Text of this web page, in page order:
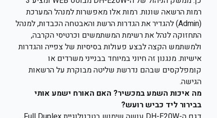
רמות הרשאה שונות. רמות אלו מאפשרות למנהל המערכת
(Admin) להגדיר את הגדרות הרשת והאבטחה הכבדות, למנהל
התחזוקה לנהל את רשימת המשתמשים וכרטיסי הקרבה,
ולמשתמש הקצה לבצע פעולות בסיסיות של צפייה והגדרות
אישיות. מנגנון זה חיוני במיוחד בבנייני משרדים או
קומפלקסים שבהם נדרשת שליטה מבוקרת על הרשאות
הגישה.
מה איכות השמע במכשיר? האם האורח ישמע אותי
בבירור ליד כביש רועש?